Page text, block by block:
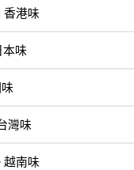
港味
味
灣味
南味